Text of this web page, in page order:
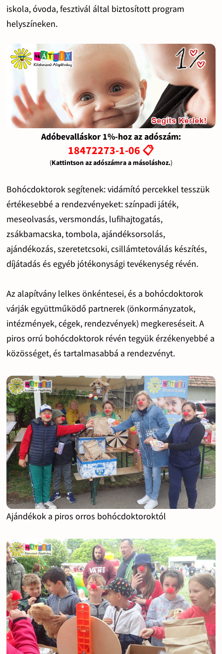
iskola, óvoda, fesztivál által biztosított program
helyszíneken.
Adóbevalláskor 1%-hoz az adószám:
18472273-1-06 📋
(Kattintson az adószámra a másoláshoz.)
Bohócdoktorok segítenek: vidámító percekkel tesszük
értékesebbé a rendezvényeket: színpadi játék,
meseolvasás, versmondás, lufihajtogatás,
zsákbamacska, tombola, ajándéksorsolás,
ajándékozás, szeretetcsoki, csillámtetoválás készítés,
díjátadás és egyéb jótékonysági tevékenység révén.
Az alapítvány lelkes önkéntesei, és a bohócdoktorok
várják együttműködő partnerek (önkormányzatok,
intézmények, cégek, rendezvények) megkereséseit. A
piros orrú bohócdoktorok révén tegyük érzékenyebbé a
közösséget, és tartalmasabbá a rendezvényt.
Ajándékok a piros orros bohócdoktoroktól